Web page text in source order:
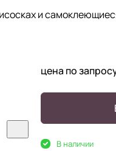
и
цена по
В наличии